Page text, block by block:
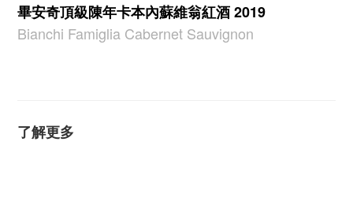
畢安奇頂級陳年卡本內蘇維翁紅酒 2019
Bianchi Famiglia Cabernet Sauvignon
了解更多